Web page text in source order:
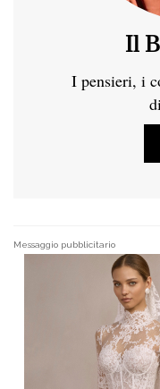
Il
I pensieri, i
Messaggio pubblicitario